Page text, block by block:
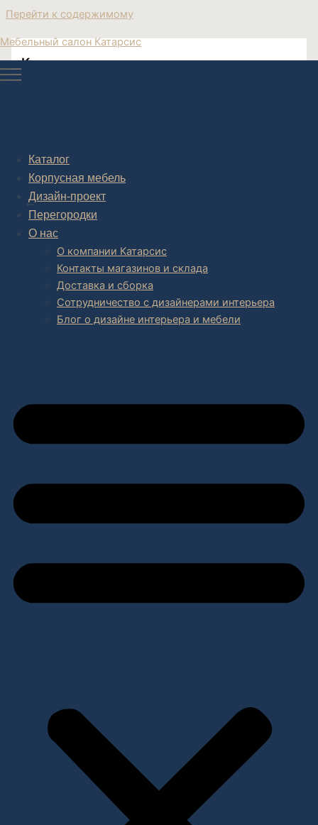
Перейти к содержимому
Мебельный салон Катарсис
Каталог
Корпусная мебель
Дизайн-проект
Перегородки
О нас
О компании Катарсис
Контакты магазинов и склада
Доставка и сборка
Сотрудничество с дизайнерами интерьера
Блог о дизайне интерьера и мебели
Кресло в гостиную купить в москве
Post navigation
НАЗАД